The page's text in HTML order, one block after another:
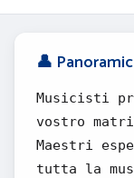
👤
Musicisti
vostro
Maestri
tutta la